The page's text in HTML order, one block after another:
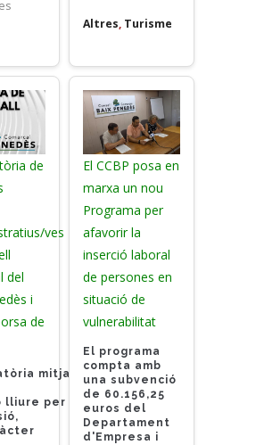
Altres, Turisme
de
ves
del
i
de
mitjançant
lliure per
El CCBP posa en
marxa un nou
Programa per
afavorir la
inserció laboral
de persones en
situació de
vulnerabilitat
El programa
compta amb
una subvenció
de 60.156,25
euros del
Departament
d'Empresa i